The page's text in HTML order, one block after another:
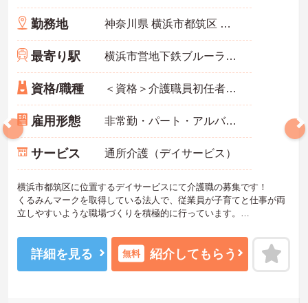
勤務地 神奈川県 横浜市都筑区 中川中央1-39-44
最寄り駅 横浜市営地下鉄ブルーライン(あざみ野－湘南台)「センター北駅」徒歩4分
資格/職種 ＜資格＞介護職員初任者研修(旧ヘルパー2級)以上 必須 ＜経験＞不問
雇用形態 非常勤・パート・アルバイト
サービス 通所介護（デイサービス）
横浜市都筑区に位置するデイサービスにて介護職の募集です！
くるみんマークを取得している法人で、従業員が子育てと仕事が両
立しやすいような職場づくりを積極的に行っています。
たしますのでお気軽にご相談ください！
詳細を見る 無料 紹介してもらう